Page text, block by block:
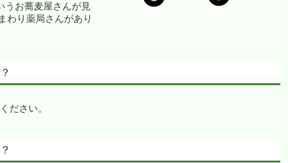
うお蕎麦屋さんが見
わり薬局さんがあり
ださい。